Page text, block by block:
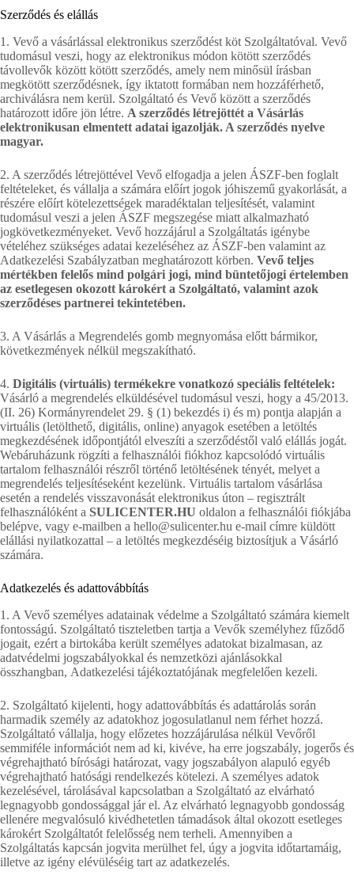
Szerződés és elállás
1. Vevő a vásárlással elektronikus szerződést köt Szolgáltatóval. Vevő
tudomásul veszi, hogy az elektronikus módon kötött szerződés
távollevők között kötött szerződés, amely nem minősül írásban
megkötött szerződésnek, így iktatott formában nem hozzáférhető,
archiválásra nem kerül. Szolgáltató és Vevő között a szerződés
határozott időre jön létre. A szerződés létrejöttét a Vásárlás
elektronikusan elmentett adatai igazolják. A szerződés nyelve
magyar.
2. A szerződés létrejöttével Vevő elfogadja a jelen ÁSZF-ben foglalt
feltételeket, és vállalja a számára előírt jogok jóhiszemű gyakorlását, a
részére előírt kötelezettségek maradéktalan teljesítését, valamint
tudomásul veszi a jelen ÁSZF megszegése miatt alkalmazható
jogkövetkezményeket. Vevő hozzájárul a Szolgáltatás igénybe
vételéhez szükséges adatai kezeléséhez az ÁSZF-ben valamint az
Adatkezelési Szabályzatban meghatározott körben. Vevő teljes
mértékben felelős mind polgári jogi, mind büntetőjogi értelemben
az esetlegesen okozott károkért a Szolgáltató, valamint azok
szerződéses partnerei tekintetében.
3. A Vásárlás a Megrendelés gomb megnyomása előtt bármikor,
következmények nélkül megszakítható.
4. Digitális (virtuális) termékekre vonatkozó speciális feltételek:
Vásárló a megrendelés elküldésével tudomásul veszi, hogy a 45/2013.
(II. 26) Kormányrendelet 29. § (1) bekezdés i) és m) pontja alapján a
virtuális (letölthető, digitális, online) anyagok esetében a letöltés
megkezdésének időpontjától elveszíti a szerződéstől való elállás jogát.
Webáruházunk rögzíti a felhasználói fiókhoz kapcsolódó virtuális
tartalom felhasználói részről történő letöltésének tényét, melyet a
megrendelés teljesítéseként kezelünk. Virtuális tartalom vásárlása
esetén a rendelés visszavonását elektronikus úton – regisztrált
felhasználóként a SULICENTER.HU oldalon a felhasználói fiókjába
belépve, vagy e-mailben a hello@sulicenter.hu e-mail címre küldött
elállási nyilatkozattal – a letöltés megkezdéséig biztosítjuk a Vásárló
számára.
Adatkezelés és adattovábbítás
1. A Vevő személyes adatainak védelme a Szolgáltató számára kiemelt
fontosságú. Szolgáltató tiszteletben tartja a Vevők személyhez fűződő
jogait, ezért a birtokába került személyes adatokat bizalmasan, az
adatvédelmi jogszabályokkal és nemzetközi ajánlásokkal
összhangban, Adatkezelési tájékoztatójának megfelelően kezeli.
2. Szolgáltató kijelenti, hogy adattovábbítás és adattárolás során
harmadik személy az adatokhoz jogosulatlanul nem férhet hozzá.
Szolgáltató vállalja, hogy előzetes hozzájárulása nélkül Vevőről
semmiféle információt nem ad ki, kivéve, ha erre jogszabály, jogerős és
végrehajtható bírósági határozat, vagy jogszabályon alapuló egyéb
végrehajtható hatósági rendelkezés kötelezi. A személyes adatok
kezelésével, tárolásával kapcsolatban a Szolgáltató az elvárható
legnagyobb gondossággal jár el. Az elvárható legnagyobb gondosság
ellenére megvalósuló kivédhetetlen támadások által okozott esetleges
károkért Szolgáltatót felelősség nem terheli. Amennyiben a
Szolgáltatás kapcsán jogvita merülhet fel, úgy a jogvita időtartamáig,
illetve az igény elévüléséig tart az adatkezelés.